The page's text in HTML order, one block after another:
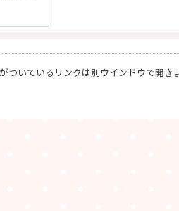
ついているリンクは別ウインドウで開き